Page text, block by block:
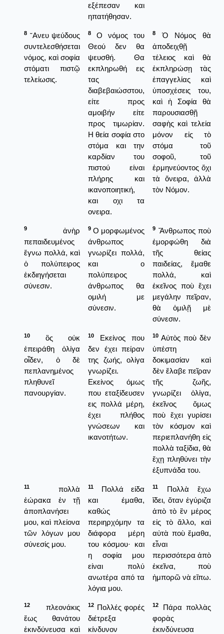
εξέπεσαν και
ηπατήθησαν.
8 ῎Ανευ ψεύδους
συντελεσθήσεται
νόμος, καὶ σοφία
στόματι πιστῷ
τελείωσις.
8
Ο νόμος του
Θεού δεν θα
ψευσθή. Θα
εκπληρωθή εις
τας
διαβεβαιώσστου,
είτε προς
αμοιβήν είτε
προς τιμωρίαν.
Η θεία σοφία στο
στόμα και την
καρδίαν του
πιστού είναι
πλήρης και
ικανοποιητική,
και οχι τα
ονειρα.
8
Ὁ Νόμος θὰ
ἀποδειχθῇ
τέλειος καὶ θὰ
ἐκπληρώσῃ τὰς
ἐπαγγελίας καὶ
ὑποσχέσεις του,
καὶ ἡ Σοφία θὰ
παρουσιασθῇ
σαφὴς καὶ τελεία
μόνον εἰς τὸ
στόμα τοῦ
σοφοῦ, τοῦ
ἑρμηνεύοντος ὄχι
τὰ ὄνειρα, ἀλλὰ
τὸν Νόμον.
9
ἀνὴρ
πεπαιδευμένος
ἔγνω πολλά, καὶ
ὁ πολύπειρος
ἐκδιηγήσεται
σύνεσιν.
9 Ο μορφωμένος
άνθρωπος
γνωρίζει πολλά,
και ο
πολύπειρος
άνθρωπος θα
ομιλή με
σύνεσιν.
9 Ἄνθρωπος ποὺ
ἐμορφώθη διὰ
τῆς θείας
παιδείας, ἔμαθε
πολλά, καὶ
ἐκεῖνος ποὺ ἔχει
μεγάλην πεῖραν,
θὰ ὁμιλῇ μὲ
σύνεσιν.
10
ὃς οὐκ
ἐπειράθη ὀλίγα
οἶδεν, ὁ δὲ
πεπλανημένος
πληθυνεῖ
πανουργίαν.
10
Εκείνος που
δεν έχει πείραν
της ζωής, ολίγα
γνωρίζει.
Εκείνος όμως
που εταξίδευσεν
εις πολλά μέρη,
έχει πλήθος
γνώσεων και
ικανοτήτων.
10 Αὐτὸς ποὺ δὲν
ὑπέστη
δοκιμασίαν καὶ
δὲν ἔλαβε πεῖραν
τῆς ζωῆς,
γνωρίζει ὀλίγα,
ἐκεῖνος ὅμως
ποὺ ἔχει γυρίσει
τὸν κόσμον καὶ
περιεπλανήθη εἰς
πολλὰ ταξίδια, θὰ
ἔχῃ πληθύνει τὴν
ἐξυπνάδα του.
11
πολλὰ
ἑώρακα ἐν τῇ
ἀποπλανήσει
μου, καὶ πλείονα
τῶν λόγων μου
σύνεσίς μου.
11
Πολλά είδα
και έμαθα,
καθώς
περιηρχόμην τα
διάφορα μέρη
του κόσμου· και
η σοφία μου
είναι πολύ
ανωτέρα από τα
λόγια μου.
11
Πολλὰ ἔχω
ἴδει, ὅταν ἐγύριζα
ἀπὸ τὸ ἓν μέρος
εἰς τὸ ἄλλο, καὶ
αὐτὰ ποὺ ἔμαθα,
εἶναι
περισσότερα ἀπὸ
ἐκεῖνα, ποὺ
ἠμπορῶ νὰ εἴπω.
12
πλεονάκις
ἕως θανάτου
ἐκινδύνευσα καὶ
12 Πολλές φορές
διέτρεξα
κίνδυνον
12
Πάρα πολλὰς
φορὰς
ἐκινδύνευσα